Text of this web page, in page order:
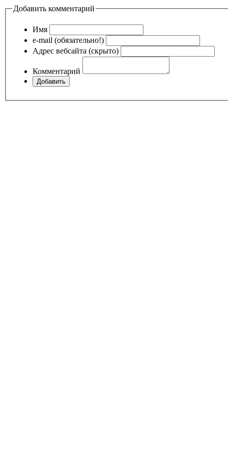
Добавить комментарий
Имя
e-mail (обязательно!)
Адрес вебсайта (скрыто)
Комментарий